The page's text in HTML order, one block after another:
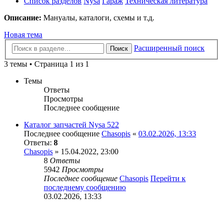
Описание: Мануалы, каталоги, схемы и т.д.
Новая тема
Поиск
Расширенный поиск
3 темы • Страница 1 из 1
Темы
Ответы
Просмотры
Последнее сообщение
Каталог запчастей Nysa 522
Последнее сообщение Chasopis « 03.02.2026, 13:33
Ответы: 8
Chasopis » 15.04.2022, 23:00
8 Ответы
5942 Просмотры
Последнее сообщение Chasopis Перейти к
последнему сообщению
03.02.2026, 13:33